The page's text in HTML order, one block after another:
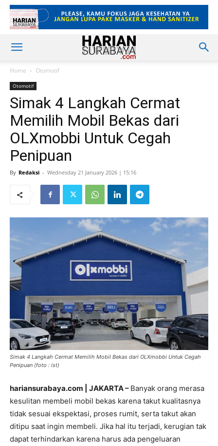
Home Otomotif
Otomotif
Simak 4 Langkah Cermat
Memilih Mobil Bekas dari
OLXmobbi Untuk Cegah
Penipuan
By Redaksi - Wednesday 21 January 2026 | 15:16
Simak 4 Langkah Cermat Memilih Mobil Bekas dari OLXmobbi Untuk Cegah
Penipuan (foto : ist)
hariansurabaya.com | JAKARTA – Banyak orang merasa
kesulitan membeli mobil bekas karena takut kualitasnya
tidak sesuai ekspektasi, proses rumit, serta takut akan
ditipu saat ingin membeli. Jika hal itu terjadi, kerugian tak
dapat terhindarkan karena harus ada pengeluaran